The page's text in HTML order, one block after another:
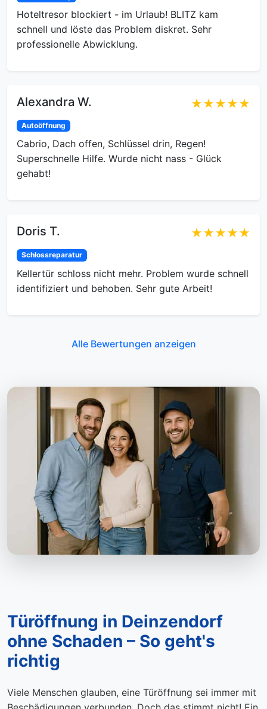
Hoteltresor blockiert - im Urlaub! BLITZ kam
schnell und löste das Problem diskret. Sehr
professionelle Abwicklung.
Alexandra W. ★★★★★
Autoöffnung
Cabrio, Dach offen, Schlüssel drin, Regen!
Superschnelle Hilfe. Wurde nicht nass - Glück
gehabt!
Doris T. ★★★★★
Schlossreparatur
Kellertür schloss nicht mehr. Problem wurde schnell
identifiziert und behoben. Sehr gute Arbeit!
Alle Bewertungen anzeigen
Türöffnung in Deinzendorf
ohne Schaden – So geht's
richtig
Viele Menschen glauben, eine Türöffnung sei immer mit